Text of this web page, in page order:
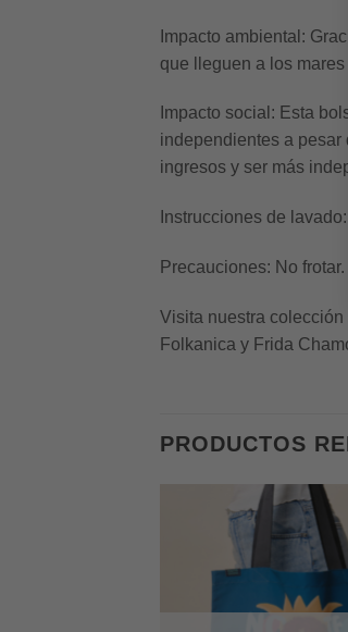
Impacto ambiental:
que lleguen a los
Impacto social: Esta
independientes a
ingresos y ser más
Instrucciones de lavado:
Precauciones: No
Visita nuestra
Folkanica y Frida
PRODUCTOS